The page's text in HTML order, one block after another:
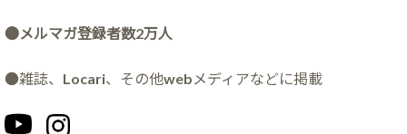
●メルマガ登録者数2万人
●雑誌、Locari、その他webメディアなどに掲載